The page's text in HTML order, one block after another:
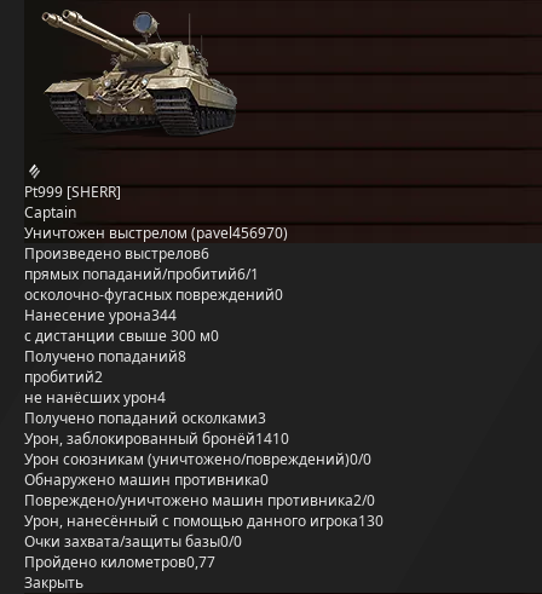
Pt999 [SHERR]
Captain
Уничтожен выстрелом (pavel456970)
Произведено выстрелов6
прямых попаданий/пробитий6/1
осколочно-фугасных повреждений0
Нанесение урона344
с дистанции свыше 300 м0
Получено попаданий8
пробитий2
не нанёсших урон4
Получено попаданий осколками3
Урон, заблокированный бронёй1410
Урон союзникам (уничтожено/повреждений)0/0
Обнаружено машин противника0
Повреждено/уничтожено машин противника2/0
Урон, нанесённый с помощью данного игрока130
Очки захвата/защиты базы0/0
Пройдено километров0,77
Закрыть